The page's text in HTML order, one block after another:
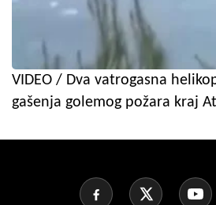
VIDEO / Dva vatrogasna
gašenja golemog požara kraj